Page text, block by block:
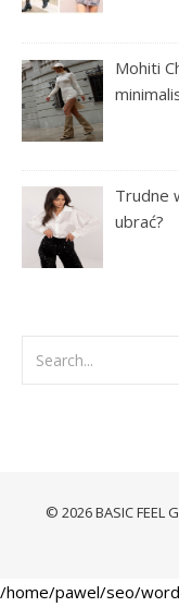
Mohiti
Trudne
ubrać?
© 2026 BASIC
/home/pawel/seo/